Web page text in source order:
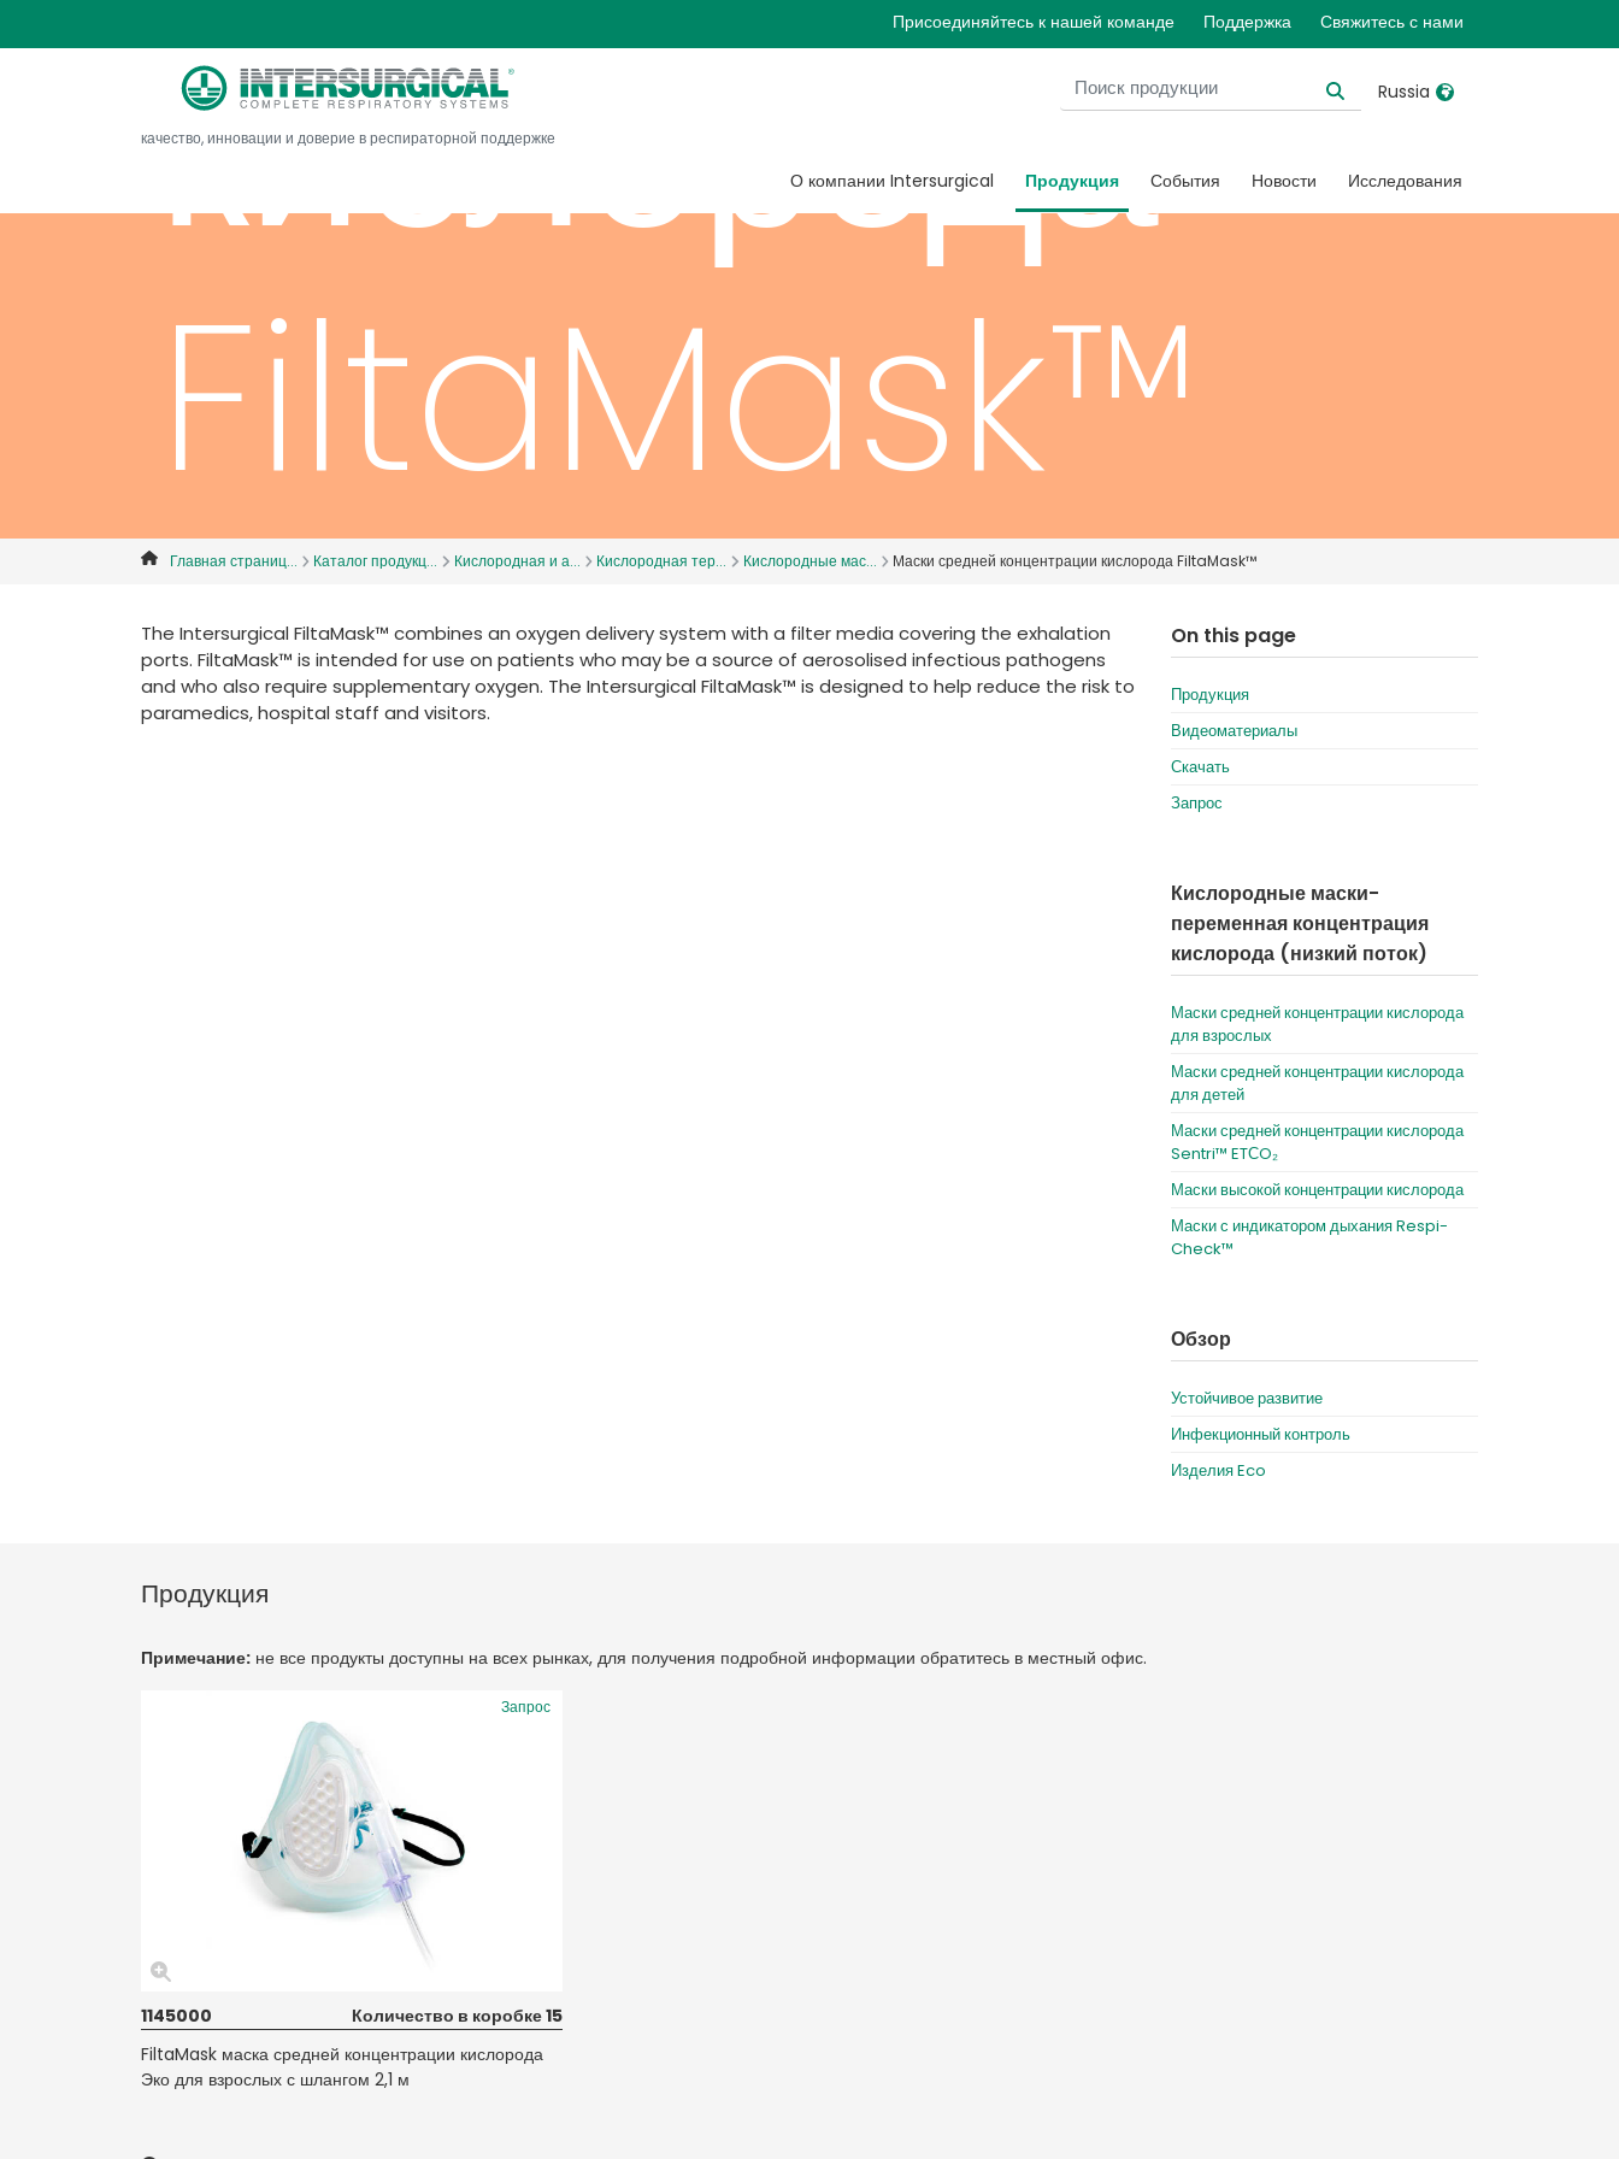
Присоединяйтесь к нашей команде Поддержка Свяжитесь с нами
качество, инновации и доверие в респираторной поддержке
Russia
United States
Belgique, Français
Canada, English
Denmark
Deutschland
France
Italia
Russia
International English
О компании Intersurgical Продукция События Новости Исследования
кислорода
FiltaMask™
Главная страниц... Каталог продукц... Кислородная и а... Кислородная тер... Кислородные мас... Маски средней концентрации кислорода FiltaMask™
The Intersurgical FiltaMask™ combines an oxygen delivery system with a filter media covering the exhalation
ports. FiltaMask™ is intended for use on patients who may be a source of aerosolised infectious pathogens
and who also require supplementary oxygen. The Intersurgical FiltaMask™ is designed to help reduce the risk to
paramedics, hospital staff and visitors.
On this page
Продукция
Видеоматериалы
Скачать
Запрос
Кислородные маски-
переменная концентрация
кислорода (низкий поток)
Маски средней концентрации кислорода
для взрослых
Маски средней концентрации кислорода
для детей
Маски средней концентрации кислорода
Sentri™ ETСO₂
Маски высокой концентрации кислорода
Маски с индикатором дыхания Respi-
Check™
Обзор
Устойчивое развитие
Инфекционный контроль
Изделия Eco
Продукция
Примечание: не все продукты доступны на всех рынках, для получения подробной информации обратитесь в местный офис.
Запрос
1145000
Количество в коробке 15
FiltaMask маска средней концентрации кислорода
Эко для взрослых с шлангом 2,1 м